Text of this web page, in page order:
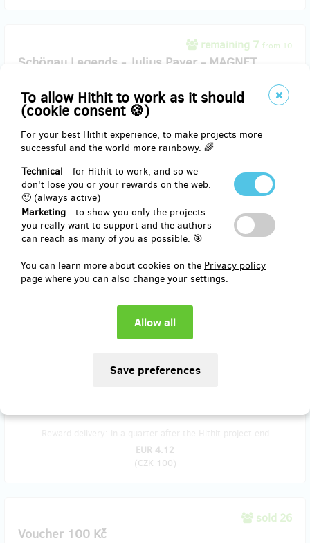
To allow Hithit to work as it should
(cookie consent 🍪)
For your best Hithit experience, to make projects more
successful and the world more rainbowy. 🌈
Technical - for Hithit to work, and so we
don't lose you or your rewards on the web.
🙂 (always active)
Marketing - to show you only the projects
you really want to support and the authors
can reach as many of you as possible. 🎯
You can learn more about cookies on the Privacy policy
page where you can also change your settings.
remaining 7 from 10
Schönau Legends - Julius Payer - MAGNET
Limited Edition – Schönau Legends
Julius Payer na magnetu 37 mm - 1 kus.
variant (koukni na fotky u popisu projektu).
Reward delivery: in a quarter after the Hithit project end
EUR 3.67
(
CZK 89 )
sold 32
Dva šálky naší kávy dle vlastního výběru.
Čerpání odměny osobně v kavárně.
Pokud nás chceš podpořit částkou, kterou v nabízených odměnách
nenajdeš, cena jakékoliv odměny se dá v dalším kroku navýšit.
EUR 4.12
(CZK 100)
sold 26
Voucher 100 Kč